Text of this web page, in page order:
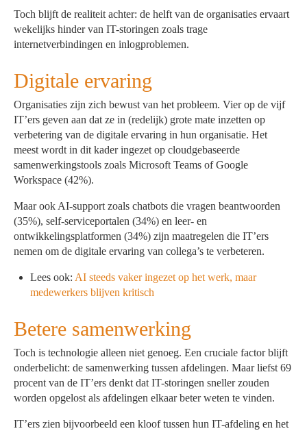
Toch blijft de realiteit achter: de helft van de organisaties ervaart
wekelijks hinder van IT-storingen zoals trage
internetverbindingen en inlogproblemen.
Digitale ervaring
Organisaties zijn zich bewust van het probleem. Vier op de vijf
IT’ers geven aan dat ze in (redelijk) grote mate inzetten op
verbetering van de digitale ervaring in hun organisatie. Het
meest wordt in dit kader ingezet op cloudgebaseerde
samenwerkingstools zoals Microsoft Teams of Google
Workspace (42%).
Maar ook AI-support zoals chatbots die vragen beantwoorden
(35%), self-serviceportalen (34%) en leer- en
ontwikkelingsplatformen (34%) zijn maatregelen die IT’ers
nemen om de digitale ervaring van collega’s te verbeteren.
Lees ook: AI steeds vaker ingezet op het werk, maar
medewerkers blijven kritisch
Betere samenwerking
Toch is technologie alleen niet genoeg. Een cruciale factor blijft
onderbelicht: de samenwerking tussen afdelingen. Maar liefst 69
procent van de IT’ers denkt dat IT-storingen sneller zouden
worden opgelost als afdelingen elkaar beter weten te vinden.
IT’ers zien bijvoorbeeld een kloof tussen hun IT-afdeling en het